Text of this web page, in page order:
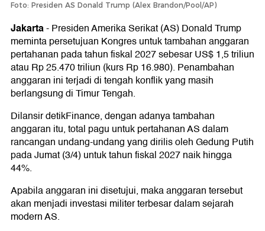
Foto: Presiden AS Donald Trump (Alex Brandon/Pool/AP)
Jakarta-Presiden Amerika Serikat (AS) Donald Trump
meminta persetujuan Kongres untuk tambahan anggaran
pertahanan pada tahun fiskal 2027 sebesar US$ 1,5 triliun
atau Rp 25.470 triliun (kurs Rp 16.980). Penambahan
anggaran ini terjadi di tengah konflik yang masih
berlangsung di Timur Tengah.
Dilansir detikFinance, dengan adanya tambahan
anggaran itu, total pagu untuk pertahanan AS dalam
rancangan undang-undang yang dirilis oleh Gedung Putih
pada Jumat (3/4) untuk tahun fiskal 2027 naik hingga
44%.
Apabila anggaran ini disetujui, maka anggaran tersebut
akan menjadi investasi militer terbesar dalam sejarah
modern AS.